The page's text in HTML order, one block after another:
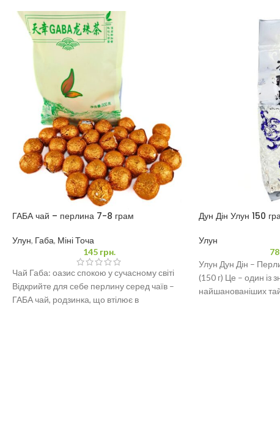
ГАБА чай – перлина 7-8 грам
Улун, Габа, Міні Точа
145грн.
Чай Габа: оазис спокою у сучасному світі
Відкрийте для себе перлину серед чаїв –
ГАБА чай, родзинка, що втілює в
Дун Дін Улун 150
Улун
Улун Дун Дін –
(150 г) Це – один із
найшанованіших